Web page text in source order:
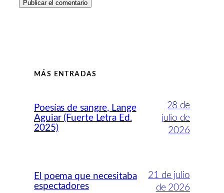
MÁS ENTRADAS
Poesías de sangre, Lange
Aguiar (Fuerte Letra Ed.
2025)
28 de
julio de
2026
El poema que necesitaba
espectadores
21 de julio
de 2026